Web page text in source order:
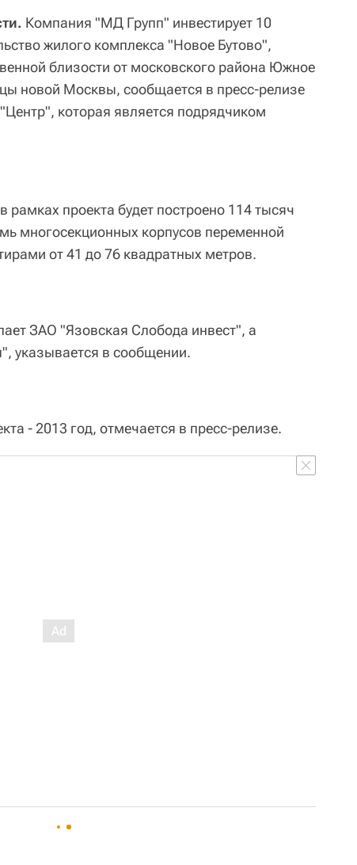
Компания "МД Групп" инвестирует 10
жилого комплекса "Новое Бутово",
близости от московского района Южное
новой Москвы, сообщается в пресс-релизе
которая является подрядчиком
рамках проекта будет построено 114 тысяч
многосекционных корпусов переменной
от 41 до 76 квадратных метров.
ЗАО "Язовская Слобода инвест", а
указывается в сообщении.
- 2013 год, отмечается в пресс-релизе.